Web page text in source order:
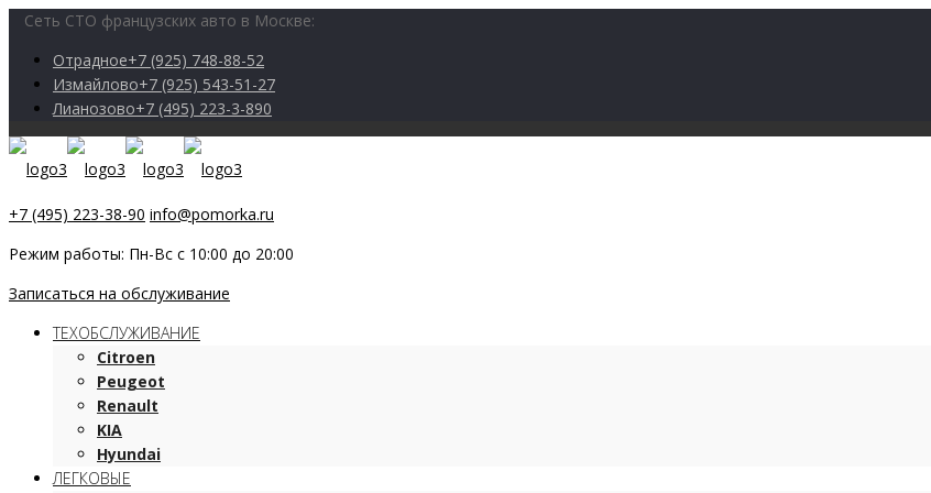
Сеть СТО французских авто в Москве:
Отрадное+7 (925) 748-88-52
Измайлово+7 (925) 543-51-27
Лианозово+7 (495) 223-3-890
+7 (495) 223-38-90 info@pomorka.ru
Режим работы: Пн-Вс с 10:00 до 20:00
Записаться на обслуживание
ТЕХОБСЛУЖИВАНИЕ
Citroen
Peugeot
Renault
KIA
Hyundai
ЛЕГКОВЫЕ